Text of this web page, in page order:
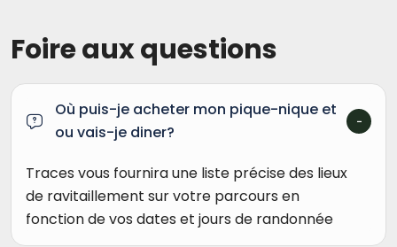
Foire aux questions
Où puis-je acheter mon pique-nique et
ou vais-je diner?
Traces vous fournira une liste précise des lieux
de ravitaillement sur votre parcours en
fonction de vos dates et jours de randonnée